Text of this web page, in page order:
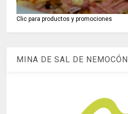
Clic para productos y promociones
MINA DE SAL DE NEMOCÓN